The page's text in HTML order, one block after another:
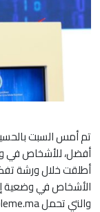
تم أمس السبت
أفضل، للأشخاص في
أطلقت خلال ورشة
الأشخاص في وضعية
والتي تحمل www.enableme.ma .